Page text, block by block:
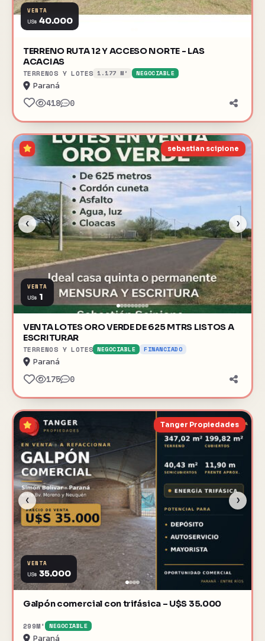
VENTA
US$ 40.000
TERRENO RUTA 12 Y ACCESO NORTE - LAS
ACACIAS
TERRENOS Y LOTES 1.177 M² NEGOCIABLE
Paraná
418 0
‹ ›
sebastian scipione
VENTA
US$ 1
VENTA LOTES ORO VERDE DE 625 MTRS LISTOS A
ESCRITURAR
TERRENOS Y LOTES NEGOCIABLE FINANCIADO
Paraná
175 0
‹ ›
Tanger Propiedades
VENTA
US$ 35.000
Galpón comercial con trifásica – U$S 35.000
299M² NEGOCIABLE
Paraná